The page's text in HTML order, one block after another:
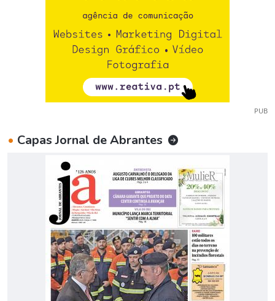
PUB
• Capas Jornal de Abrantes